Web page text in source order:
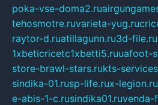
poka-vse-doma2.ru
tehosmotre.ruvarieta-yug.ru
raytor-d.ruatillagunn.ru3d-file.ru
1xbeticricetc1xbetti5.ruuafoot-
store-brawl-stars.rukts-
sindika-01.rusp-life.rux-legion.ru
e-abis-1-c.rusindika01.ruvenda-